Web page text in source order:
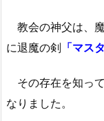
教会の神父は、
に退魔の剣 「マス
その存在を知っ
なりました。